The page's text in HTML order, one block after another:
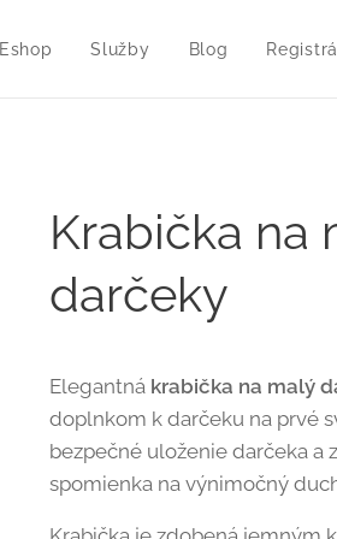
Eshop Služby Blog
Krabička na
darčeky
Elegantná krabička na malý
doplnkom k darčeku na prvé
bezpečné uloženie darčeka a
spomienka na výnimočný